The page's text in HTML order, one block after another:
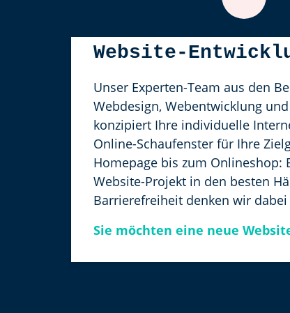
Website-
Unser Experten-Team aus den
Webdesign, Webentwicklung
konzipiert Ihre individuelle
Online-Schaufenster für Ihre
Homepage bis zum Onlineshop:
Website-Projekt in den besten
Barrierefreiheit denken wir
Sie möchten eine neue